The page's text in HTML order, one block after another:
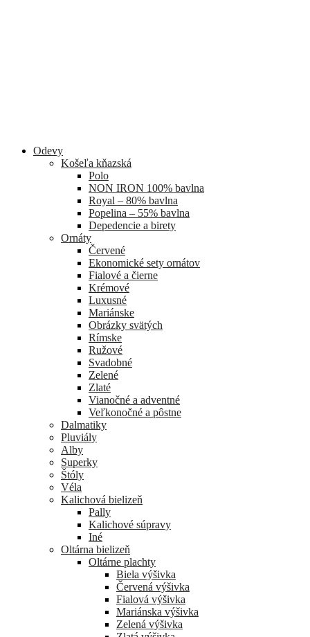
Odevy
Košeľa kňazská
Polo
NON IRON 100% bavlna
Royal – 80% bavlna
Popelina – 55% bavlna
Depedencie a birety
Ornáty
Červené
Ekonomické sety ornátov
Fialové a čierne
Krémové
Luxusné
Mariánske
Obrázky svätých
Rímske
Ružové
Svadobné
Zelené
Zlaté
Vianočné a adventné
Veľkonočné a pôstne
Dalmatiky
Pluviály
Alby
Superky
Štóly
Véla
Kalichová bielizeň
Pally
Kalichové súpravy
Iné
Oltárna bielizeň
Oltárne plachty
Biela výšivka
Červená výšivka
Fialová výšivka
Mariánska výšivka
Zelená výšivka